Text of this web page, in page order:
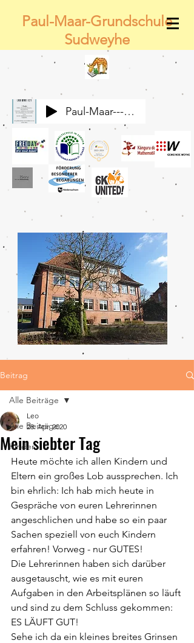
Paul-Maar-Grundschule
Sudweyhe
Paul-Maar---Wir-alle-gemeinsam
Beitrag
Alle Beiträge
Kinder
Alle Beiträge
Mein siebter Tag
Leo
28. Apr. 2020
Heute möchte ich allen Kindern und
Eltern ein großes Lob aussprechen. Ich
bin ehrlich: Ich hab mich heute in
Gespräche von euren Lehrerinnen
angeschlichen und habe so ein paar
Sachen speziell von euch Kindern
erfahren! Vorweg - nur GUTES!
Die Lehrerinnen haben sich darüber
ausgetauscht, wie es mit euren
Aufgaben in den Arbeitsplänen so läuft
und sind zu dem Schluss gekommen:
ES LÄUFT GUT!
Sehe ich da ein kleines breites Grinsen